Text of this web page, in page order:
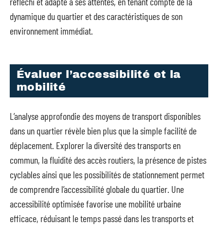
dynamique du quartier et des caractéristiques de son
environnement immédiat.
Évaluer l’accessibilité et la
mobilité
L’analyse approfondie des moyens de transport disponibles
dans un quartier révèle bien plus que la simple facilité de
déplacement. Explorer la diversité des transports en
commun, la fluidité des accès routiers, la présence de pistes
cyclables ainsi que les possibilités de stationnement permet
de comprendre l’accessibilité globale du quartier. Une
accessibilité optimisée favorise une mobilité urbaine
efficace, réduisant le temps passé dans les transports et